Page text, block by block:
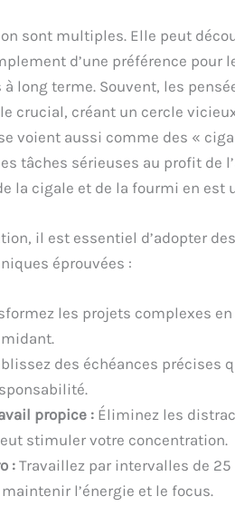
sont multiples. Elle peut
d’une préférence
long terme. Souvent, les
crucial, créant un cercle
voient aussi comme des «
tâches sérieuses au profit de
la cigale et de la fourmi en est
il est essentiel d’adopter
éprouvées :
les projets complexes
des échéances précises
propice : Éliminez les
stimuler votre concentration.
: Travaillez par intervalles de
l’énergie et le focus.